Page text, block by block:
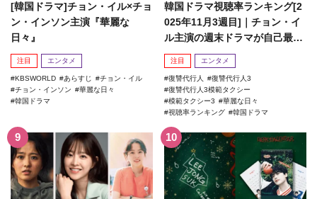
[韓国ドラマ]チョン・イル×チョ
ン・インソン主演『華麗な
日々』
注目 エンタメ
KBSWORLD あらすじ
チョン・イル
チョン・インソン
華麗な日々
韓国ドラマ
韓国ドラマ視聴率ランキング[2
025年11月3週目]｜チョン・イ
ル主演の週末ドラマが自己最高
記録を更新！
注目 エンタメ
復讐代行人
復讐代行人3
復讐代行人3模範タクシー
模範タクシー3
華麗な日々
視聴率ランキング
韓国ドラマ